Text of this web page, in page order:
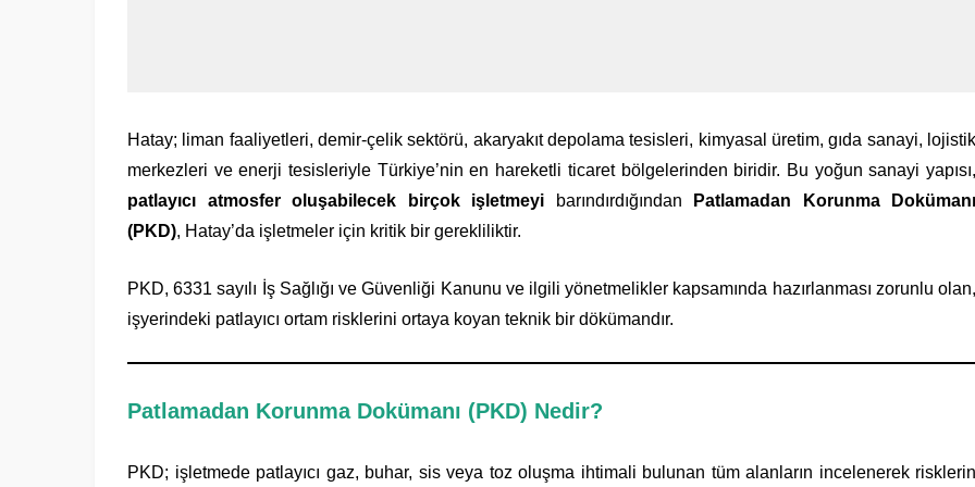
Hatay; liman faaliyetleri, demir-çelik sektörü, akaryakıt depolama tesisleri, kimyasal üretim, gıda sanayi, lojistik
merkezleri ve enerji tesisleriyle Türkiye’nin en hareketli ticaret bölgelerinden biridir. Bu yoğun sanayi yapısı,
patlayıcı atmosfer oluşabilecek birçok işletmeyi barındırdığından
Patlamadan Korunma Dokümanı
(PKD), Hatay’da işletmeler için kritik bir gerekliliktir.
PKD, 6331 sayılı İş Sağlığı ve Güvenliği Kanunu ve ilgili yönetmelikler kapsamında hazırlanması zorunlu olan,
işyerindeki patlayıcı ortam risklerini ortaya koyan teknik bir dökümandır.
Patlamadan Korunma Dokümanı (PKD) Nedir?
PKD; işletmede patlayıcı gaz, buhar, sis veya toz oluşma ihtimali bulunan tüm alanların incelenerek risklerin